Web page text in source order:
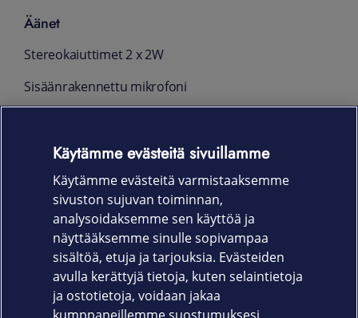
Äänet
Stereokaiuttimet 2 x 2W
Sisäänrakennettu mikrofoni
358.6mm (W) x 257.8mm(D) x 16.85 mm (H)
1.9 kg
Takuu
24 kk
Käytämme evästeitä sivuillamme
Käytämme evästeitä varmistaaksemme
sivuston sujuvan toiminnan,
analysoidaksemme sen käyttöä ja
näyttääksemme sinulle sopivampaa
sisältöä, etuja ja tarjouksia. Evästeiden
avulla kerättyjä tietoja, kuten selaintietoja
ja ostotietoja, voidaan jakaa